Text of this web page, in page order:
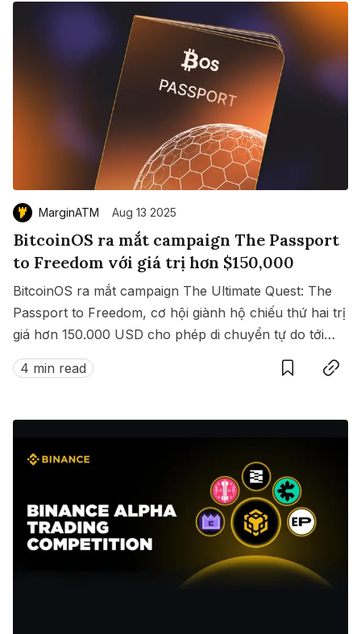
MarginATM Aug 13 2025
BitcoinOS ra mắt campaign The Passport
to Freedom với giá trị hơn $150,000
BitcoinOS ra mắt campaign The Ultimate Quest: The
Passport to Freedom, cơ hội giành hộ chiếu thứ hai trị
giá hơn 150.000 USD cho phép di chuyển tự do tới
hàng loạt quốc gia không cần visa.
4 min read
SaveCopy link